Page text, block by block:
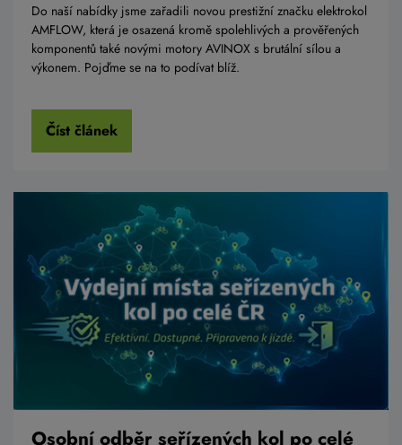
Do naší nabídky jsme zařadili novou prestižní značku elektrokol
AMFLOW, která je osazená kromě spolehlivých a prověřených
komponentů také novými motory AVINOX s brutální sílou a
výkonem. Pojďme se na to podívat blíž.
Číst článek
Osobní odběr seřízených kol po celé